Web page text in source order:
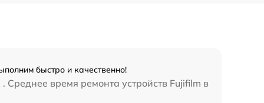
быстро и качественно!
время ремонта устройств Fujifilm в